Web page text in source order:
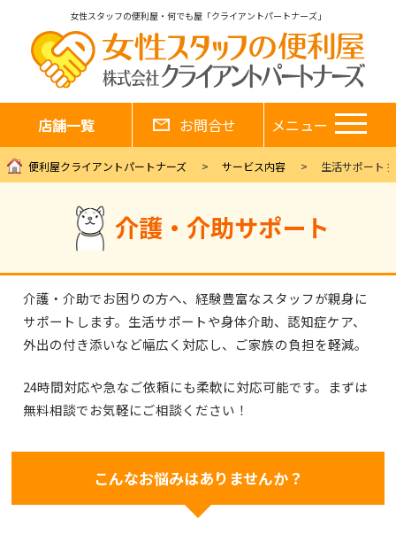
女性スタッフの便利屋・何でも屋「クライアントパートナーズ」
店舗一覧 お問合せ メニュー
便利屋クライアントパートナーズ サービス内容 生活サポート
介護・介助サポート
介護・介助でお困りの方へ、経験豊富なスタッフが親身に
サポートします。生活サポートや身体介助、認知症ケア、
外出の付き添いなど幅広く対応し、ご家族の負担を軽減。
24時間対応や急なご依頼にも柔軟に対応可能です。まずは
無料相談でお気軽にご相談ください！
こんなお悩みはありませんか？